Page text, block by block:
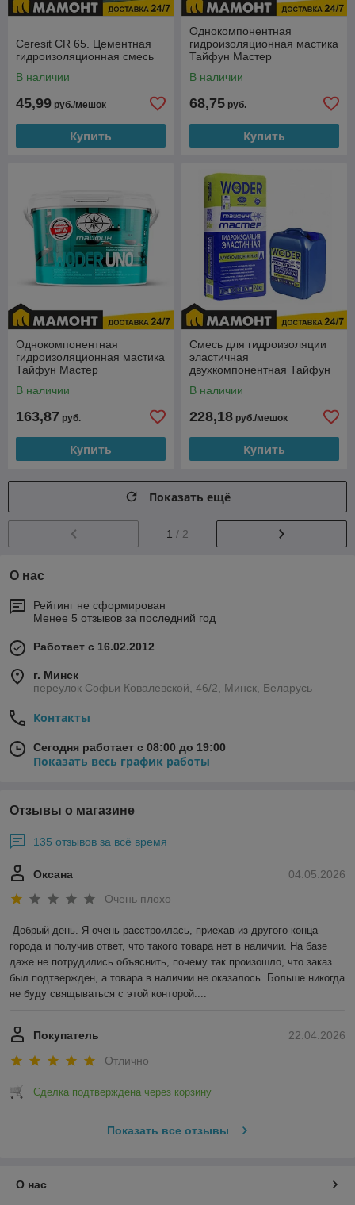
Ceresit CR 65. Цементная
гидроизоляционная смесь
В наличии
45,99 руб./мешок
Купить
Однокомпонентная
гидроизоляционная мастика
Тайфун Мастер
В наличии
68,75 руб.
Купить
Однокомпонентная
гидроизоляционная мастика
Тайфун Мастер
В наличии
163,87 руб.
Купить
Смесь для гидроизоляции
эластичная
двухкомпонентная Тайфун
(24+8 кг)
В наличии
228,18 руб./мешок
Купить
Показать ещё
1 / 2
О нас
Рейтинг не сформирован
Менее 5 отзывов за последний год
Работает с 16.02.2012
г. Минск
переулок Софьи Ковалевской, 46/2, Минск, Беларусь
Контакты
Сегодня работает с 08:00 до 19:00
Показать весь график работы
Отзывы о магазине
135 отзывов за всё время
04.05.2026
Оксана
Очень плохо
Добрый день. Я очень расстроилась, приехав из другого конца
города и получив ответ, что такого товара нет в наличии. На базе
даже не потрудились объяснить, почему так произошло, что заказ
был подтвержден, а товара в наличии не оказалось. Больше никогда
не буду свящываться с этой конторой....
22.04.2026
Покупатель
Отлично
Сделка подтверждена через корзину
Показать все отзывы
О нас